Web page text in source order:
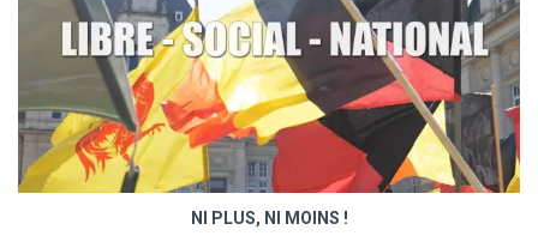
NI PLUS, NI MOINS !